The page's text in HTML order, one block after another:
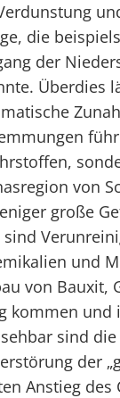
die
der
Überdies
von
große
und
von Bauxit,
kommen und
sind
der
Anstieg des